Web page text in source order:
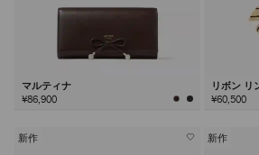
マルティナ
¥86,900
リボン リ
¥60,500
新作 新作